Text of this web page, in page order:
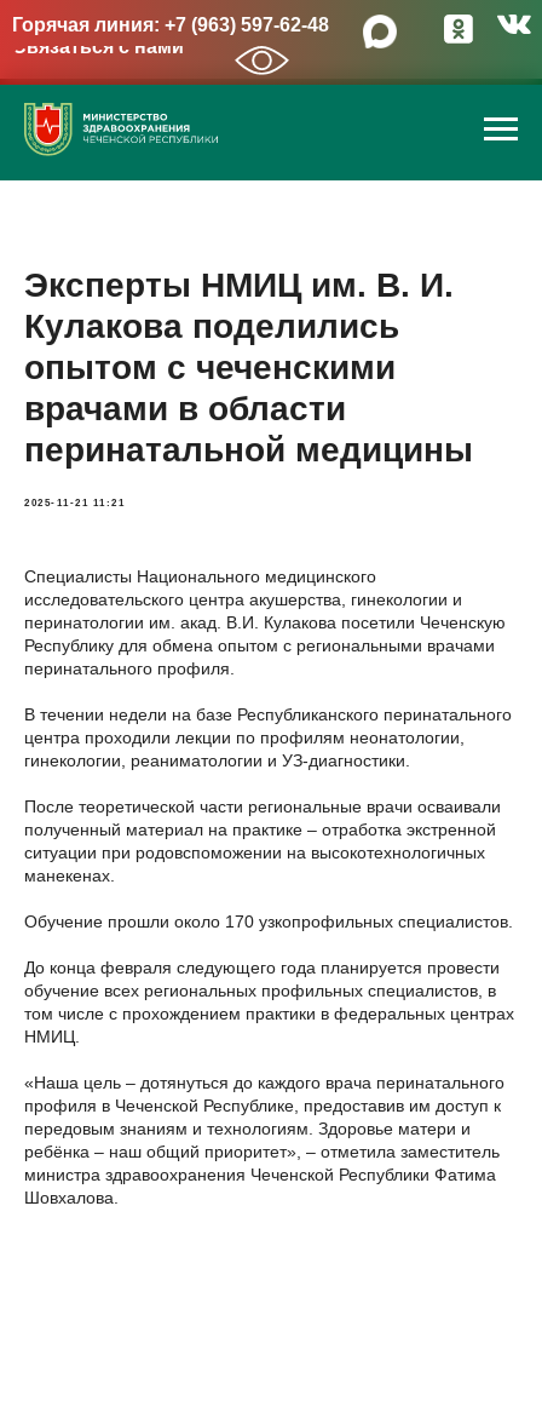
Горячая линия: +7 (963) 597-62-48
Связаться с нами
→
Эксперты НМИЦ им. В. И.
Кулакова поделились
опытом с чеченскими
врачами в области
перинатальной медицины
2025-11-21 11:21
Специалисты Национального медицинского
исследовательского центра акушерства, гинекологии и
перинатологии им. акад. В.И. Кулакова посетили Чеченскую
Республику для обмена опытом с региональными врачами
перинатального профиля.
В течении недели на базе Республиканского перинатального
центра проходили лекции по профилям неонатологии,
гинекологии, реаниматологии и УЗ-диагностики.
После теоретической части региональные врачи осваивали
полученный материал на практике – отработка экстренной
ситуации при родовспоможении на высокотехнологичных
манекенах.
Обучение прошли около 170 узкопрофильных специалистов.
До конца февраля следующего года планируется провести
обучение всех региональных профильных специалистов, в
том числе с прохождением практики в федеральных центрах
НМИЦ.
«Наша цель – дотянуться до каждого врача перинатального
профиля в Чеченской Республике, предоставив им доступ к
передовым знаниям и технологиям. Здоровье матери и
ребёнка – наш общий приоритет», – отметила заместитель
министра здравоохранения Чеченской Республики Фатима
Шовхалова.